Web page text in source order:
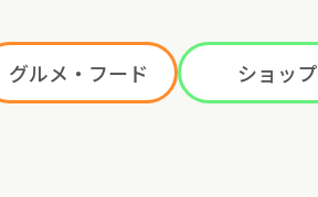
グルメ・フード ショップ